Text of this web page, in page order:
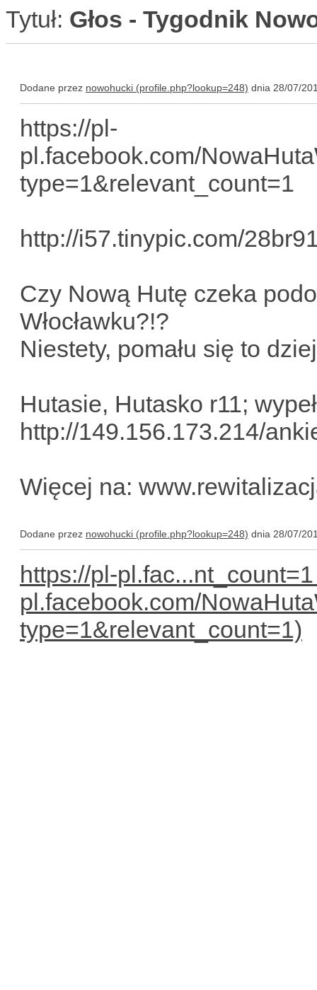
Tytuł: Głos - Tygodnik
Dodane przez nowohucki dnia 28/07/
https://pl-
pl.facebook.com/
type=1&relevant_count=1
http://i57.tinypic.com/
Czy Nową Hutę czeka
Włocławku?!?
Niestety, pomału się to
Hutasie, Hutasko r11;
http://149.156.173.214/
Więcej na:
Dodane przez nowohucki dnia 28/07/
https://pl-pl.fac...nt_count=1